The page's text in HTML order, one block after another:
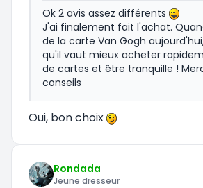
Ok 2 avis assez différents
J'ai finalement fait l'achat.
de la carte Van Gogh
qu'il vaut mieux acheter
de cartes et être tranquille !
conseils
Oui, bon choix
Rondada
Jeune dresseur